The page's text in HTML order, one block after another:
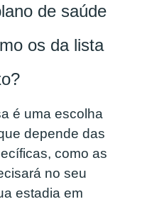
de saúde
os da lista
é uma escolha
depende das
como as
no seu
estadia em